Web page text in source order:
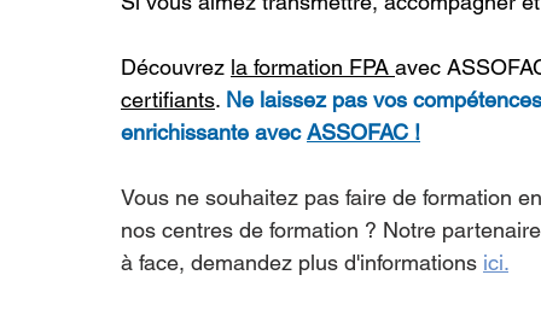
Découvrez la formation FPA avec
certifiants. Ne laissez pas vos
enrichissante avec ASSOFAC !
Vous ne souhaitez pas faire de formation
nos centres de formation ? Notre
à face, demandez plus d'informations ici.